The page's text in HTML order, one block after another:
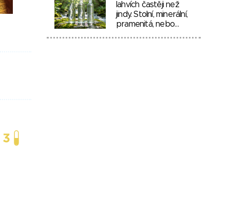
lahvích častěji než
jindy. Stolní, minerální,
pramenitá, nebo…